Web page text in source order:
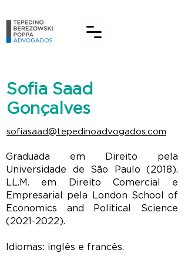
Sofia Saad
Gonçalves
sofiasaad@tepedinoadvogados.com
Graduada em Direito pela
Universidade de São Paulo (2018).
LL.M. em Direito Comercial e
Empresarial pela London School of
Economics and Political Science
(2021-2022).
Idiomas: inglês e francês.